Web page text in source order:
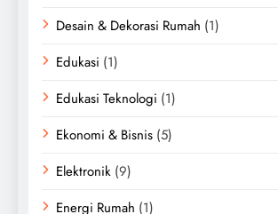
Desain & Dekorasi Rumah (1)
Edukasi (1)
Edukasi Teknologi (1)
Ekonomi & Bisnis (5)
Elektronik (9)
Energi Rumah (1)